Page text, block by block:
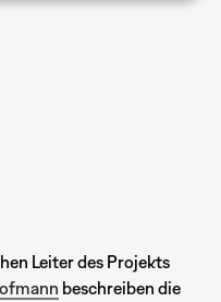
Leiter des Projekts
beschreiben die